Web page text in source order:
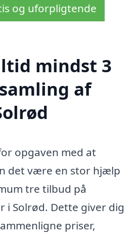
og uforpligtende
mindst 3
af
opgaven med at
det være en stor hjælp
tre tilbud på
i Solrød. Dette giver dig
priser,